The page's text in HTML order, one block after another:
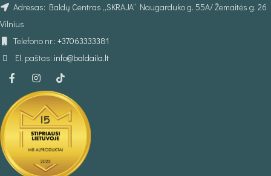
Adresas: Baldų Centras „SKRAJA“ Naugarduko g. 55A/ Žemaitės g. 26
Vilnius
Telefono nr.: +37063333381
El. paštas: info@baldaila.lt